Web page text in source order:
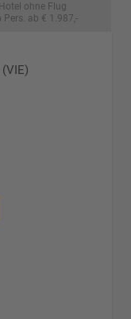
Hotel ohne Flug
Pers. ab € 1.987,-